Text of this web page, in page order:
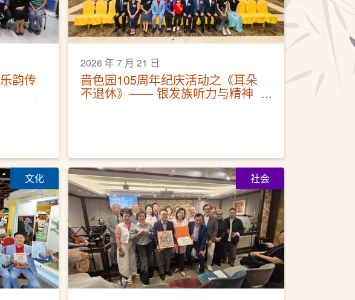
韵传
2026 年 7 月 21 日
啬色园105周年纪庆活动之《耳朵
不退休》—— 银发族听力与精神
文化 社会